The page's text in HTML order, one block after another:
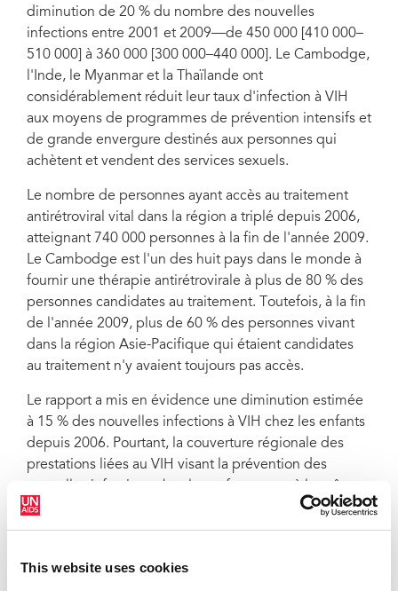
This website uses cookies
diminution de 20 % du nombre des nouvelles
infections entre 2001 et 2009—de 450 000 [410 000–
510 000] à 360 000 [300 000–440 000]. Le Cambodge,
l'Inde, le Myanmar et la Thaïlande ont
considérablement réduit leur taux d'infection à VIH
aux moyens de programmes de prévention intensifs et
de grande envergure destinés aux personnes qui
achètent et vendent des services sexuels.
Le nombre de personnes ayant accès au traitement
antirétroviral vital dans la région a triplé depuis 2006,
atteignant 740 000 personnes à la fin de l'année 2009.
Le Cambodge est l'un des huit pays dans le monde à
fournir une thérapie antirétrovirale à plus de 80 % des
personnes candidates au traitement. Toutefois, à la fin
de l'année 2009, plus de 60 % des personnes vivant
dans la région Asie-Pacifique qui étaient candidates
au traitement n'y avaient toujours pas accès.
Le rapport a mis en évidence une diminution estimée
à 15 % des nouvelles infections à VIH chez les enfants
depuis 2006. Pourtant, la couverture régionale des
prestations liées au VIH visant la prévention des
par rapport aux moyennes mondiales, notamment en
Asie du Sud.
Selon le rapport, l'épidémie du VIH peut se propager